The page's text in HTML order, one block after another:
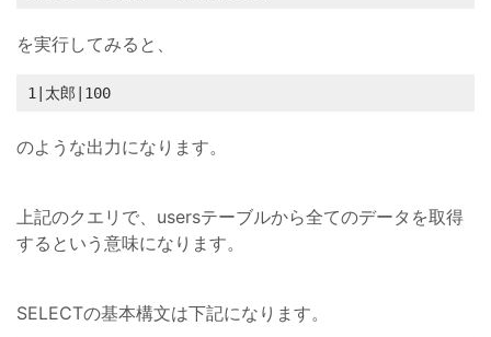
を実行してみると、
1|太郎|100
のような出力になります。
上記のクエリで、usersテーブルから全てのデータを取得
するという意味になります。
SELECTの基本構文は下記になります。